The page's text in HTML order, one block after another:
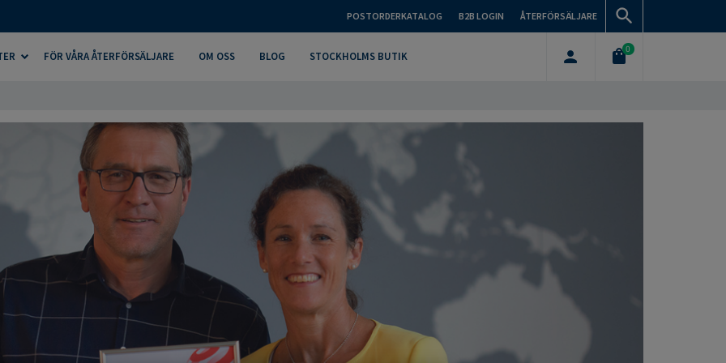
POSTORDERKATALOG B2B LOGIN ÅTERFÖRSÄLJARE
FÖR VÅRA ÅTERFÖRSÄLJARE OM OSS BLOG STOCKHOLMS BUTIK
0